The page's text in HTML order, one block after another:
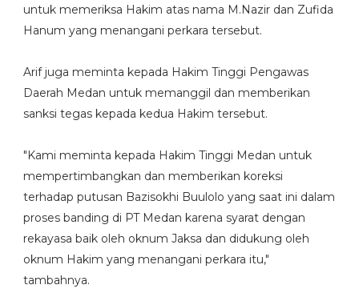
untuk memeriksa Hakim atas nama M.Nazir dan Zufida
Hanum yang menangani perkara tersebut.
Arif juga meminta kepada Hakim Tinggi Pengawas
Daerah Medan untuk memanggil dan memberikan
sanksi tegas kepada kedua Hakim tersebut.
"Kami meminta kepada Hakim Tinggi Medan untuk
mempertimbangkan dan memberikan koreksi
terhadap putusan Bazisokhi Buulolo yang saat ini dalam
proses banding di PT Medan karena syarat dengan
rekayasa baik oleh oknum Jaksa dan didukung oleh
oknum Hakim yang menangani perkara itu,"
tambahnya.